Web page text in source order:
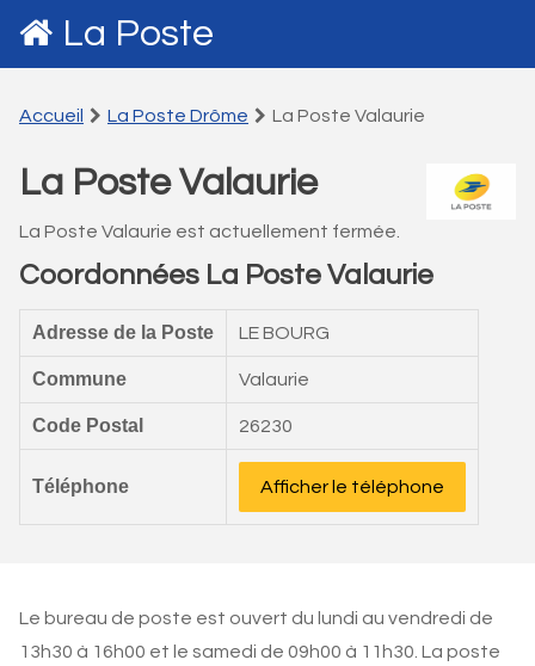
La Poste
Accueil La Poste Drôme La Poste Valaurie
La Poste Valaurie
La Poste Valaurie est actuellement fermée.
Coordonnées La Poste Valaurie
Adresse de la Poste LE BOURG
Commune Valaurie
Code Postal 26230
Téléphone Afficher le téléphone
Le bureau de poste est ouvert du lundi au vendredi de
13h30 à 16h00 et le samedi de 09h00 à 11h30. La poste